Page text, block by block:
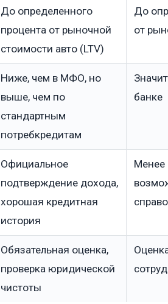
До определенного
процента от рыночной
стоимости авто (LTV)
До
от
Ниже, чем в МФО, но
выше, чем по
стандартным
потребкредитам
банке
Официальное
подтверждение дохода,
хорошая кредитная
история
Менее
Обязательная оценка,
проверка юридической
чистоты